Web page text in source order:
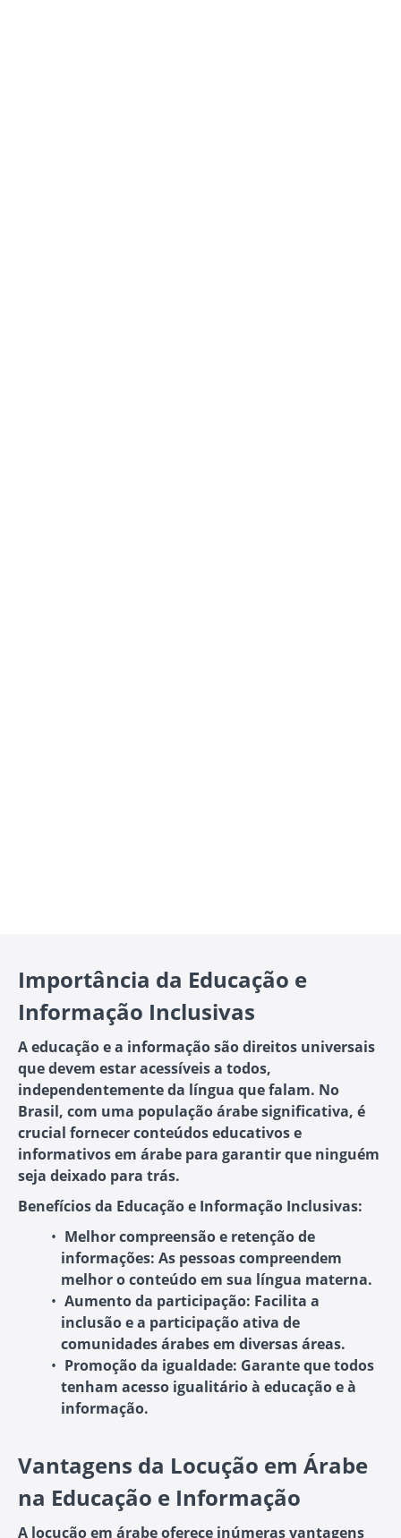
Importância da Educação e
Informação Inclusivas
A educação e a informação são direitos universais
que devem estar acessíveis a todos,
independentemente da língua que falam. No
Brasil, com uma população árabe significativa, é
crucial fornecer conteúdos educativos e
informativos em árabe para garantir que ninguém
seja deixado para trás.
Benefícios da Educação e Informação Inclusivas:
Melhor compreensão e retenção de
informações: As pessoas compreendem
melhor o conteúdo em sua língua materna.
Aumento da participação: Facilita a
inclusão e a participação ativa de
comunidades árabes em diversas áreas.
Promoção da igualdade: Garante que todos
tenham acesso igualitário à educação e à
informação.
Vantagens da Locução em Árabe
na Educação e Informação
A locução em árabe oferece inúmeras vantagens